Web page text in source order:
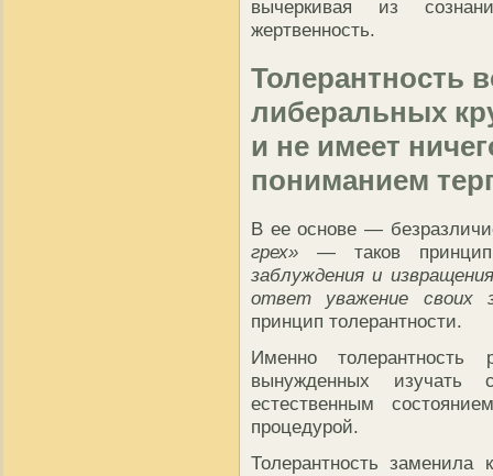
вычеркивая из
жертвенность.
Толерантность
либеральных
и не имеет
пониманием
В ее основе —
грех» — таков
заблуждения и
ответ уважение своих
принцип толерантности.
Именно
вынужденных изучать
естественным
процедурой.
Толерантность